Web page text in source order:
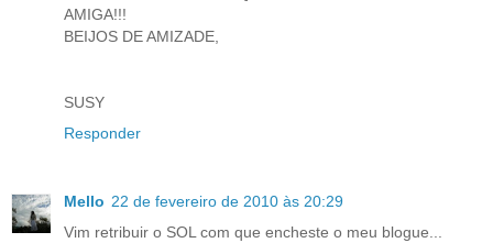
AMIGA!!!
BEIJOS DE AMIZADE,
SUSY
Responder
Mello 22 de fevereiro de 2010 às 20:29
Vim retribuir o SOL com que encheste o meu blogue...